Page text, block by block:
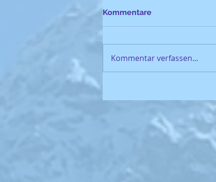
Kommentare
Kommentar verfassen...